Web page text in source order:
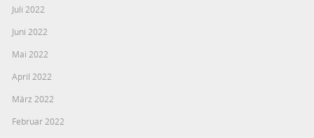
Juli 2022
Juni 2022
Mai 2022
April 2022
März 2022
Februar 2022